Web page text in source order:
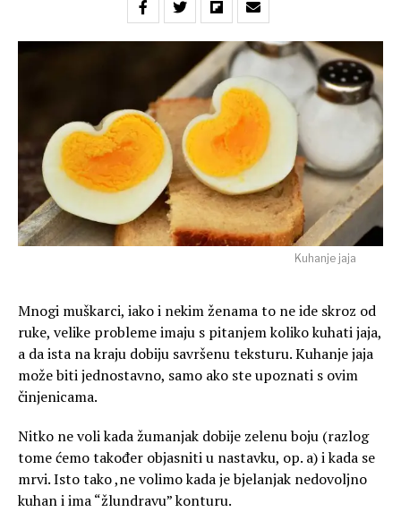
Kuhanje jaja
Mnogi muškarci, iako i nekim ženama to ne ide skroz od
ruke, velike probleme imaju s pitanjem koliko kuhati jaja,
a da ista na kraju dobiju savršenu teksturu. Kuhanje jaja
može biti jednostavno, samo ako ste upoznati s ovim
činjenicama.
Nitko ne voli kada žumanjak dobije zelenu boju (razlog
tome ćemo također objasniti u nastavku, op. a) i kada se
mrvi. Isto tako ,ne volimo kada je bjelanjak nedovoljno
kuhan i ima “žlundravu” konturu.